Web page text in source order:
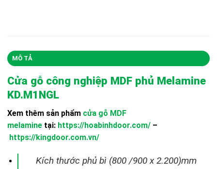
MÔ TẢ
Cửa gỗ công nghiệp MDF phủ Melamine
KD.M1NGL
Xem thêm sản phẩm cửa gỗ MDF
melamine tại: https://hoabinhdoor.com/ –
https://kingdoor.com.vn/
Kích thước phủ bì (800 /900 x 2.200)mm